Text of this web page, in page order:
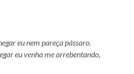
eu nem pareça pássaro.
eu venha me arrebentando,